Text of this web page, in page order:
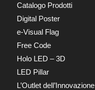
Catalogo Prodotti
Digital Poster
e-Visual Flag
Free Code
Holo LED – 3D
LED Pillar
L’Outlet dell’Innovazione